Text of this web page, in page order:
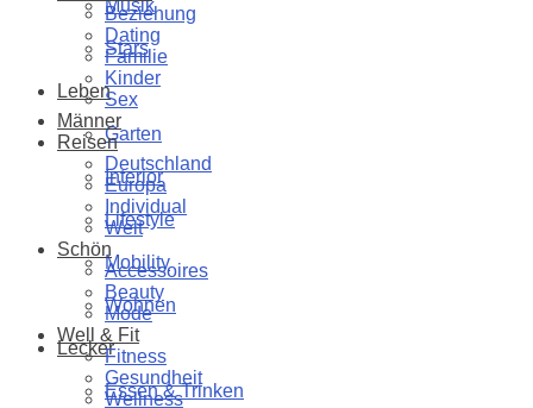
Musik
Stars
Leben
Garten
Interior
Lifestyle
Mobility
Wohnen
Lecker
Essen & Trinken
Beziehung
Dating
Familie
Kinder
Sex
Männer
Reisen
Deutschland
Europa
Individual
Welt
Schön
Accessoires
Beauty
Mode
Well & Fit
Fitness
Gesundheit
Wellness